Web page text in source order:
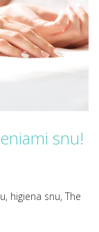
snu!
higiena snu, The